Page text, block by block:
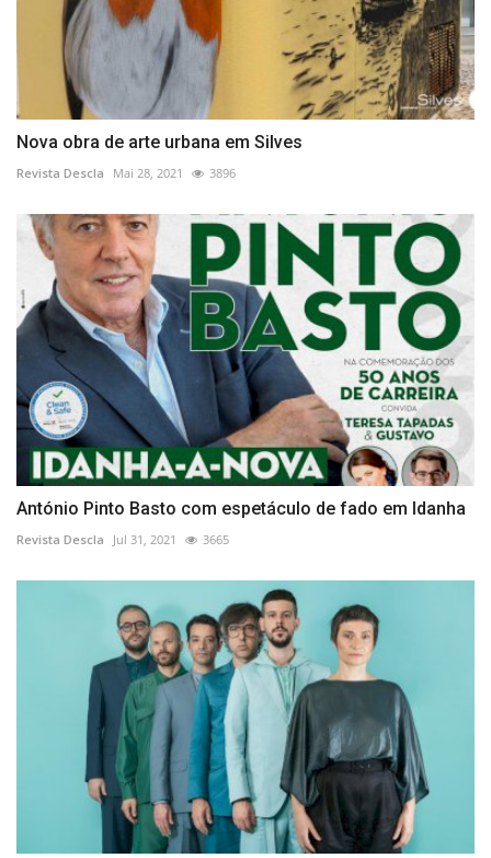
Nova obra de arte urbana em Silves
Revista Descla Mai 28, 2021 3896
António Pinto Basto com espetáculo de fado em Idanha
Revista Descla Jul 31, 2021 3665